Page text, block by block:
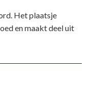
Het plaatsje
en maakt deel uit